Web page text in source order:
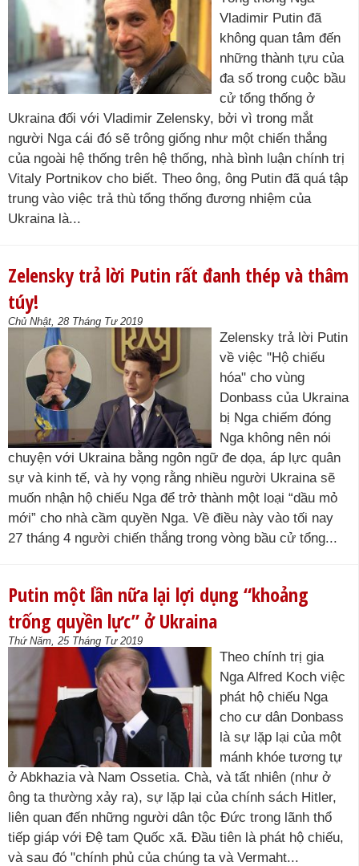
Vladimir Putin đã
không quan tâm đến
những thành tựu của
đa số trong cuộc bầu
cử tổng thống ở
Ukraina đối với Vladimir Zelensky, bởi vì trong mắt
người Nga cái đó sẽ trông giống như một chiến thắng
của ngoài hệ thống trên hệ thống, nhà bình luận chính trị
Vitaly Portnikov cho biết. Theo ông, ông Putin đã quá tập
trung vào việc trả thù tổng thống đương nhiệm của
Ukraina là...
Zelensky trả lời Putin rất đanh thép và thâm
túy!
Chủ Nhật, 28 Tháng Tư 2019
Zelensky trả lời Putin
về việc "Hộ chiếu
hóa" cho vùng
Donbass của Ukraina
bị Nga chiếm đóng
Nga không nên nói
chuyện với Ukraina bằng ngôn ngữ đe dọa, áp lực quân
sự và kinh tế, và hy vọng rằng nhiều người Ukraina sẽ
muốn nhận hộ chiếu Nga để trở thành một loại “dầu mỏ
mới” cho nhà cầm quyền Nga. Về điều này vào tối nay
27 tháng 4 người chiến thắng trong vòng bầu cử tổng...
Putin một lần nữa lại lợi dụng “khoảng
trống quyền lực” ở Ukraina
Thứ Năm, 25 Tháng Tư 2019
Theo chính trị gia
Nga Alfred Koch việc
phát hộ chiếu Nga
cho cư dân Donbass
là sự lặp lại của một
mánh khóe tương tự
ở Abkhazia và Nam Ossetia. Chà, và tất nhiên (như ở
ông ta thường xảy ra), sự lặp lại của chính sách Hitler,
liên quan đến những người dân tộc Đức trong lãnh thổ
tiếp giáp với Đệ tam Quốc xã. Đầu tiên là phát hộ chiếu,
và sau đó "chính phủ của chúng ta và Vermaht...